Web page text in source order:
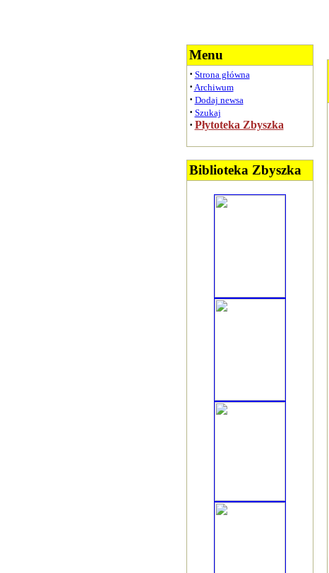
Menu
· Strona główna
· Archiwum
· Dodaj newsa
· Szukaj
· Płytoteka Zbyszka
Biblioteka Zbyszka